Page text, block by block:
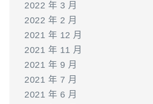
2022 年 3 月
2022 年 2 月
2021 年 12 月
2021 年 11 月
2021 年 9 月
2021 年 7 月
2021 年 6 月